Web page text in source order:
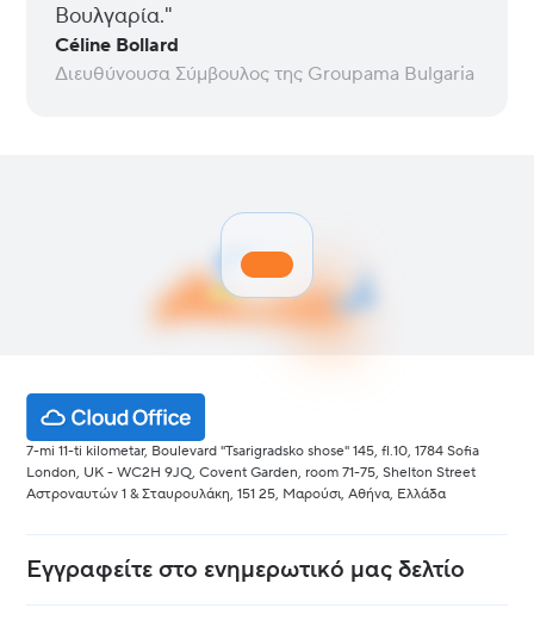
Βουλγαρία."
Céline Bollard
Διευθύνουσα Σύμβουλος της Groupama Bulgaria
7-mi 11-ti kilometar, Boulevard "Tsarigradsko shose" 145, fl.10, 1784 Sofia
London, UK - WC2H 9JQ, Covent Garden, room 71-75, Shelton Street
Αστροναυτών 1 & Σταυρουλάκη, 151 25, Μαρούσι, Αθήνα, Ελλάδα
Εγγραφείτε στο ενημερωτικό μας δελτίο